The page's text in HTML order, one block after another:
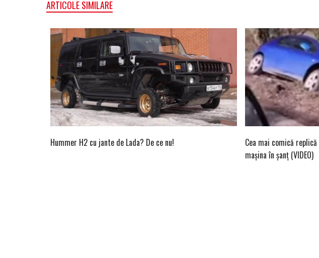
ARTICOLE SIMILARE
Hummer H2 cu jante de Lada? De ce nu!
Cea mai comică
mașina în șanț (VIDEO)